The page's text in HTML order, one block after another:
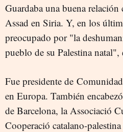
Guardaba una buena
Assad en Siria. Y, en los
preocupado por "la
pueblo de su Palestina
Fue presidente de
en Europa. También
de Barcelona, la Associació
Cooperació catalano-